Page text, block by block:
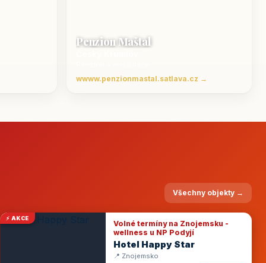
Penzion Maštal
wwww.penzionmastal.satlava.cz →
Všechny objekty →
⚡ AKCE
Volné termíny na Znojemsku -
wellness u NP Podyjí
Hotel Happy Star
📍 Znojemsko